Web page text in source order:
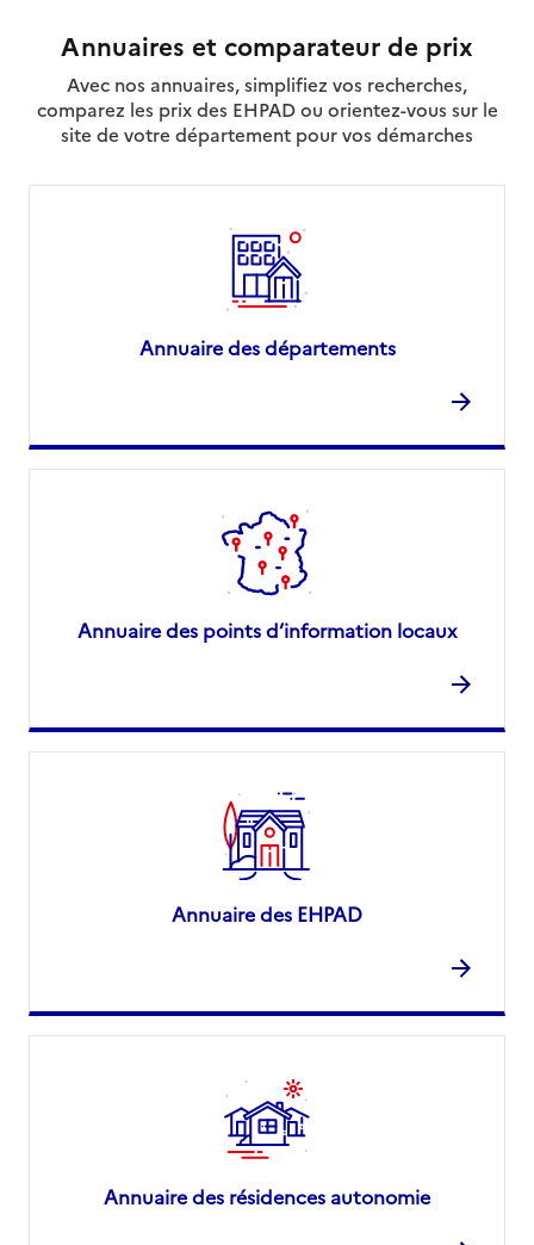
Annuaires et comparateur de prix
Avec nos annuaires, simplifiez vos recherches,
comparez les prix des EHPAD ou orientez-vous sur le
site de votre département pour vos démarches
Annuaire des départements
Annuaire des points d’information locaux
Annuaire des EHPAD
Annuaire des résidences autonomie